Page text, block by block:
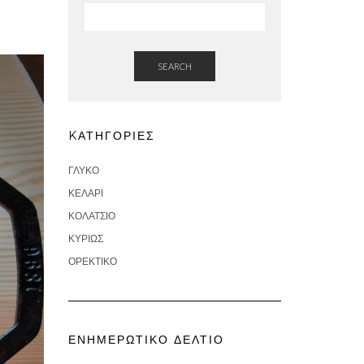
SEARCH
KΑΤΗΓΟΡΊΕΣ
ΓΛΥΚΌ
ΚΕΛΆΡΙ
ΚΟΛΑΤΣΙΌ
ΚΥΡΊΩΣ
ΟΡΕΚΤΙΚΌ
ΕΝΗΜΕΡΩΤΙΚΌ ΔΕΛΤΊΟ